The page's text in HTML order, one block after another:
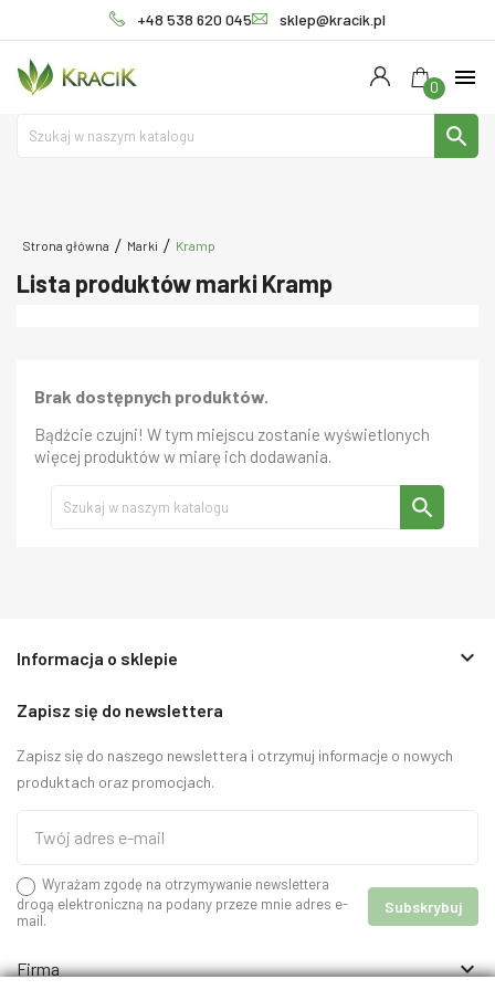
+48 538 620 045 sklep@kracik.pl
0 menu
search
Strona główna Marki Kramp
Lista produktów marki Kramp
Brak dostępnych produktów.
Bądźcie czujni! W tym miejscu zostanie wyświetlonych
więcej produktów w miarę ich dodawania.
search
Informacja o sklepie keyboard_arrow_down
Zapisz się do newslettera
Zapisz się do naszego newslettera i otrzymuj informacje o nowych
produktach oraz promocjach.
Wyrażam zgodę na otrzymywanie newslettera
drogą elektroniczną na podany przeze mnie adres e-
mail.
Firma
